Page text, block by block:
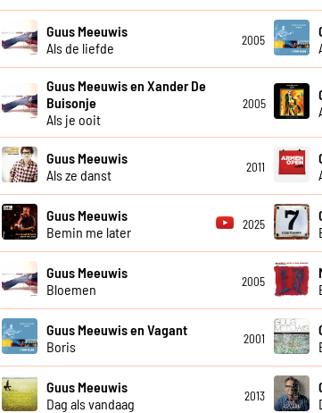
Guus Meeuwis
Als de liefde
2005
Guus Meeuwis en Xander De
Buisonje
Als je ooit
2005
Guus Meeuwis
Als ze danst
2011
Guus Meeuwis
Bemin me later
2025
Guus Meeuwis
Bloemen
2005
Guus Meeuwis en Vagant
Boris
2001
Guus Meeuwis
Dag als vandaag
2013